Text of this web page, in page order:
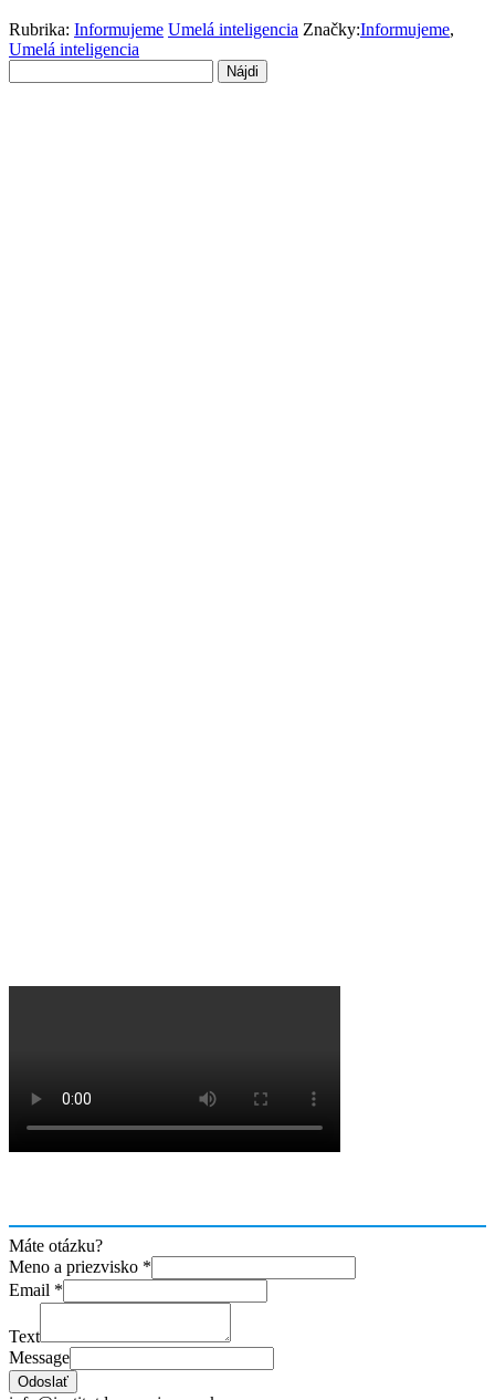
Rubrika: Informujeme Umelá inteligencia Značky:Informujeme,
Umelá inteligencia
Máte otázku?
Meno a priezvisko *
Email *
Text
Message
Odoslať